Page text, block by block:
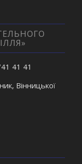
41 41
Вінницької